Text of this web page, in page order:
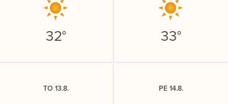
32° 33°
TO 13.8. PE 14.8.